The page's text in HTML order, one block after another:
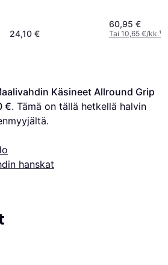
24,10 €
60,95 €
Tai 10,65 €/kk.¹
Käsineet Allround Grip
€. Tämä on tällä hetkellä halvin
hanskat